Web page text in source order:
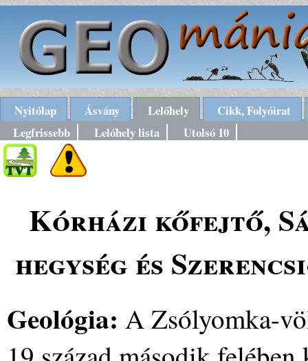
Nyitólap Ásvány Lelőhely
Cikk, Folyóirat
Legfrissebb
Lelőhely lista Utolsó 10
Kórházi kőfejtő,
hegység és
Geológia: A Zsólyomka-